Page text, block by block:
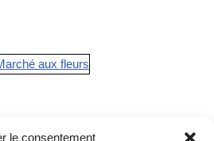
le consentement